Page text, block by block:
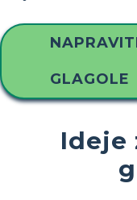
GLAGOLE
Ideje